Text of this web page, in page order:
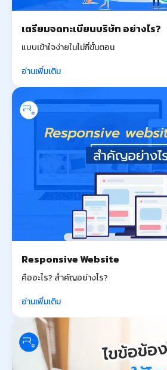
เตรียมจดทะเบียนบริษัท อย่างไร?
แบบเข้าใจง่ายในไม่กี่ขั้นตอน
อ่านเพิ่มเติม
Responsive Website
คืออะไร? สำคัญอย่างไร?
อ่านเพิ่มเติม